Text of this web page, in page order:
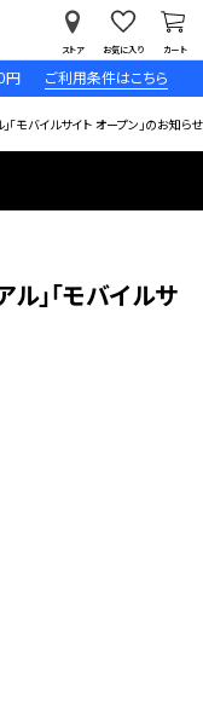
円 ご利用条件はこちら
ストア お気に入り カート
「モバイルサイト オープン」のお知らせ
」「モバイルサ